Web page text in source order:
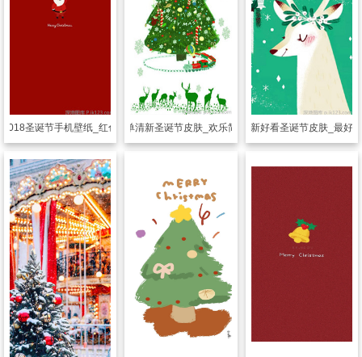
2018圣诞节手机壁纸_红色主题皮肤
透明皮肤 简单清新圣诞节皮肤_欢乐简单的圣诞节
透明皮肤 清新好看圣诞节皮肤_最好